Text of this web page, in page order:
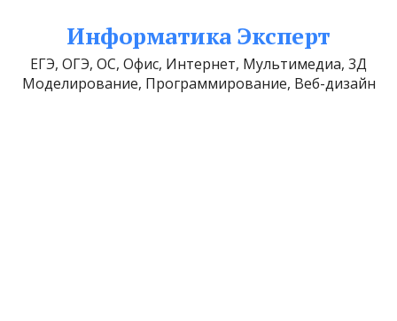
Информатика Эксперт
ЕГЭ, ОГЭ, ОС, Офис, Интернет, Мультимедиа, 3Д
Моделирование, Программирование, Веб-дизайн